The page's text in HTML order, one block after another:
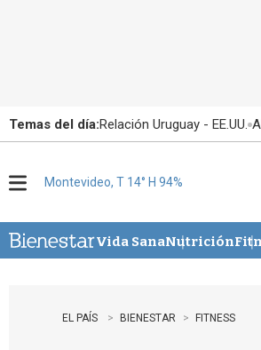
Temas del día:Relación Uruguay - EE.UU.
u
Montevideo, T 14° H 94%
Vida SanaNutrición
EL PAÍS BIENESTAR FITNESS